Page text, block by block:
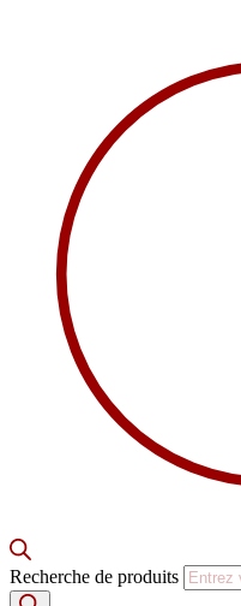
Recherche de produits